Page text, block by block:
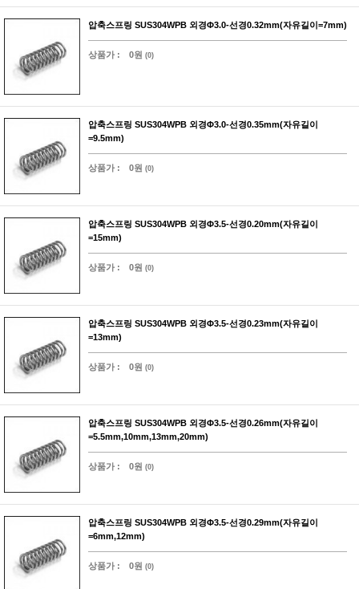
압축스프링 SUS304WPB 외경Φ3.0-선경0.32mm(자유길이=7mm)
상품가 : 0원 (0)
압축스프링 SUS304WPB 외경Φ3.0-선경0.35mm(자유길이
=9.5mm)
상품가 : 0원 (0)
압축스프링 SUS304WPB 외경Φ3.5-선경0.20mm(자유길이
=15mm)
상품가 : 0원 (0)
압축스프링 SUS304WPB 외경Φ3.5-선경0.23mm(자유길이
=13mm)
상품가 : 0원 (0)
압축스프링 SUS304WPB 외경Φ3.5-선경0.26mm(자유길이
=5.5mm,10mm,13mm,20mm)
상품가 : 0원 (0)
압축스프링 SUS304WPB 외경Φ3.5-선경0.29mm(자유길이
=6mm,12mm)
상품가 : 0원 (0)